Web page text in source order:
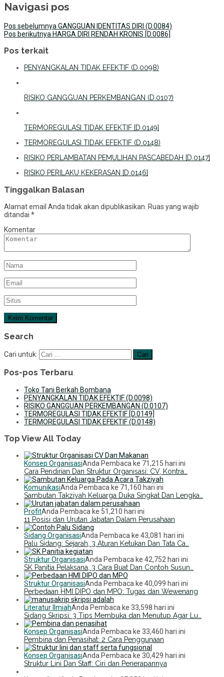
Navigasi pos
Pos sebelumnya GANGGUAN IDENTITAS DIRI (D.0084)
Pos berikutnya HARGA DIRI RENDAH KRONIS [D.0086]
Pos terkait
PENYANGKALAN TIDAK EFEKTIF (D.0098)
RISIKO GANGGUAN PERKEMBANGAN (D.0107)
TERMOREGULASI TIDAK EFEKTIF [D.0149]
TERMOREGULASI TIDAK EFEKTIF (D.0148)
RISIKO PERLAMBATAN PEMULIHAN PASCABEDAH [D.0147]
RISIKO PERILAKU KEKERASAN [D.0146]
Tinggalkan Balasan
Alamat email Anda tidak akan dipublikasikan. Ruas yang wajib
ditandai *
Komentar
Search
Cari untuk:
Pos-pos Terbaru
Toko Tani Berkah Bombana
PENYANGKALAN TIDAK EFEKTIF (D.0098)
RISIKO GANGGUAN PERKEMBANGAN (D.0107)
TERMOREGULASI TIDAK EFEKTIF [D.0149]
TERMOREGULASI TIDAK EFEKTIF (D.0148)
Top View All Today
Konsep OrganisasiAnda Pembaca ke 71,215 hari ini
Cara Pendirian Dan Struktur Organisasi: CV, Kontra…
KomunikasiAnda Pembaca ke 71,160 hari ini
Sambutan Takziyah Keluarga Duka Singkat Dan Lengka…
ProfitAnda Pembaca ke 51,210 hari ini
11 Posisi dan Urutan Jabatan Dalam Perusahaan
Sidang OrganisasiAnda Pembaca ke 43,081 hari ini
Palu Sidang: Sejarah, 3 Aturan Ketukan Dan Tata Ca…
Struktur OrganisasiAnda Pembaca ke 42,752 hari ini
SK Panitia Pelaksana, 3 Cara Buat Dan Contoh Susun…
Struktur OrganisasiAnda Pembaca ke 40,099 hari ini
Perbedaan HMI DIPO dan MPO: Tugas dan Wewenang
Literatur IlmiahAnda Pembaca ke 33,598 hari ini
Sidang Skripsi: 3 Tips Membuka dan Menutup Agar Lu…
Konsep OrganisasiAnda Pembaca ke 33,460 hari ini
Pembina dan Penasihat: 2 Cara Penggunaan
Konsep OrganisasiAnda Pembaca ke 30,429 hari ini
Struktur Lini Dan Staff: Ciri dan Penerapannya